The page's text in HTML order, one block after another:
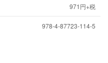
971円+税
978-4-87723-114-5